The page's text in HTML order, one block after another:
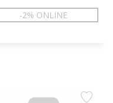
-2% ONLINE